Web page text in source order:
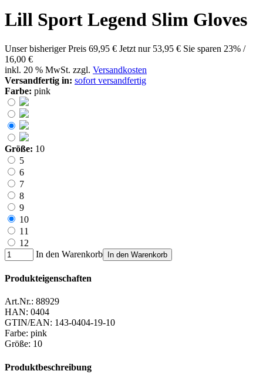
Lill Sport Legend Slim Gloves
Unser bisheriger Preis 69,95 € Jetzt nur 53,95 € Sie sparen 23% /
16,00 €
inkl. 20 % MwSt. zzgl. Versandkosten
Versandfertig in: sofort versandfertig
Farbe: pink
Größe: 10
5
6
7
8
9
10
11
12
In den Warenkorb
In den Warenkorb
Produkteigenschaften
Art.Nr.: 88929
HAN: 0404
GTIN/EAN: 143-0404-19-10
Farbe: pink
Größe: 10
Produktbeschreibung